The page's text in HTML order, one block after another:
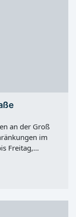
an der Groß
im
Freitag,
unmittelbar
der Arbeiten
Wer die
will, kann